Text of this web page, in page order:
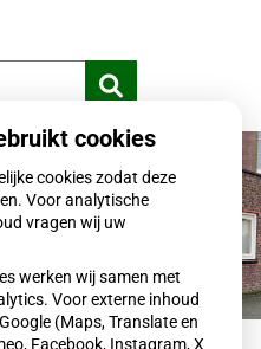
Zoeken
cookies
cookies zodat deze
Voor analytische
vragen wij uw
werken wij samen met
Voor externe inhoud
(Maps, Translate en
Facebook, Instagram, X